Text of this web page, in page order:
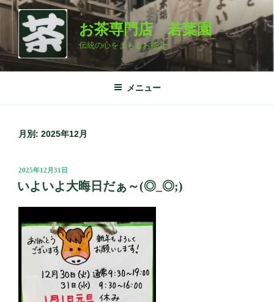
コ
ン
ツ
お茶専門店 若葉園
伝統の心をまもるお茶元
メニュー
月別: 2025年12月
投
稿
日:
2025年12月31日
いよいよ大晦日だぁ～(◎_◎;)